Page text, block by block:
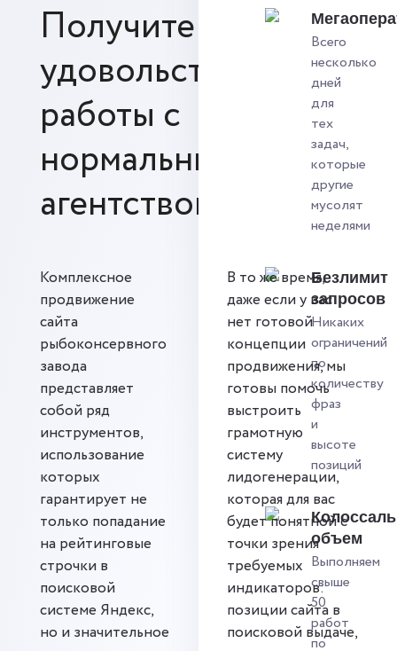
Получите
удовольствие от
работы с
нормальным SEO-
агентством
Всего
несколько
дней
для
тех
задач,
которые
другие
мусолят
неделями
Безлимит
запросов
Никаких
ограничений
по
количеству
фраз
и
высоте
позиций
объем
Выполняем
свыше
50
работ
по
Комплексное
продвижение
сайта
рыбоконсервного
завода
представляет
собой ряд
инструментов,
использование
которых
гарантирует не
только попадание
на рейтинговые
строчки в
поисковой
системе Яндекс,
но и значительное
В то же время,
даже если у вас
нет готовой
концепции
продвижения, мы
готовы помочь
выстроить
грамотную
систему
лидогенерации,
которая для вас
будет понятной с
точки зрения
требуемых
индикаторов:
позиции сайта в
поисковой выдаче,